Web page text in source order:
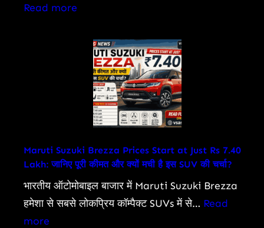
‘गजनी’
सफर
Read more
Floods
Visuals
Show
Submerged
Villages,
Lakhs
Affected
as
Death
Toll
Maruti Suzuki Brezza Prices Start at Just Rs 7.40
Lakh: जानिए पूरी कीमत और क्यों मची है इस SUV की चर्चा?
भारतीय ऑटोमोबाइल बाजार में Maruti Suzuki Brezza
हमेशा से सबसे लोकप्रिय कॉम्पैक्ट SUVs में से… Read
more